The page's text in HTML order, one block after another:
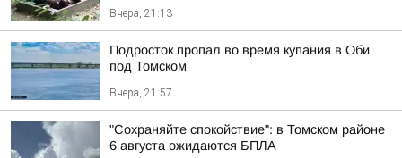
Вчера, 21:13
Подросток пропал во время купания в Оби
под Томском
Вчера, 21:57
"Сохраняйте спокойствие": в Томском районе
6 августа ожидаются БПЛА